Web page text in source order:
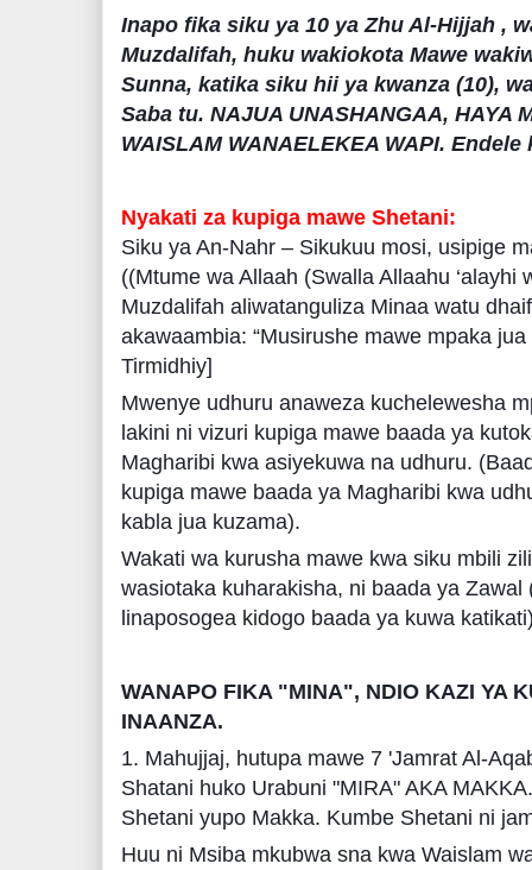
Inapo fika siku ya 10 ya Zhu Al-Hijjah ,
Muzdalifah, huku wakiokota Mawe
Sunna, katika siku hii ya kwanza (10),
Saba tu. NAJUA UNASHANGAA, HAYA
WAISLAM WANAELEKEA WAPI.
Nyakati za kupiga mawe Shetani:
Siku ya An-Nahr – Sikukuu mosi, usipige
((Mtume wa Allaah (Swalla Allaahu ‘alayhi
Muzdalifah aliwatanguliza Minaa watu
akawaambia: “Musirushe mawe mpaka
Tirmidhiy]
Mwenye udhuru anaweza kuchelewesha
lakini ni vizuri kupiga mawe baada ya
Magharibi kwa asiyekuwa na udhuru.
kupiga mawe baada ya Magharibi kwa
kabla jua kuzama).
Wakati wa kurusha mawe kwa siku mbili
wasiotaka kuharakisha, ni baada ya
linaposogea kidogo baada ya kuwa
WANAPO FIKA "MINA", NDIO KAZI YA
INAANZA.
1. Mahujjaj, hutupa mawe 7 'Jamrat Al-
Shatani huko Urabuni "MIRA" AKA
Shetani yupo Makka. Kumbe Shetani ni
Huu ni Msiba mkubwa sna kwa Waislam